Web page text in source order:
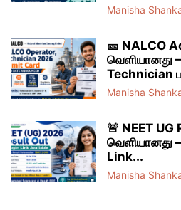
Manisha
🎫 NALCO
வெளியானது
Technician
Manisha
🚨 NEET
வெளியானது
Link...
Manisha